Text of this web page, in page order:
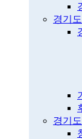
경기
경기